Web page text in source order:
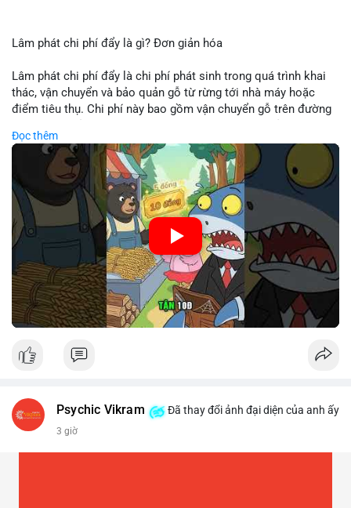
Lâm phát chi phí đẩy là gì? Đơn giản hóa
Lâm phát chi phí đẩy là chi phí phát sinh trong quá trình khai
thác, vận chuyển và bảo quản gỗ từ rừng tới nhà máy hoặc
điểm tiêu thụ. Chi phí này bao gồm vận chuyển gỗ trên đường
điều kiện địa hình. Việc hiểu rõ chi phí đẩy giúp doanh nghiệp
lâm nghiệp tối ưu hoá chuỗi cung ứng và kiểm soát lợi nhuận.
🎥 Xem video trực tiếp tại:
Nguồn: Cú Thông Thái
Đọc thêm
Psychic Vikram Đã thay đổi ảnh đại diện của anh ấy
3 giờ